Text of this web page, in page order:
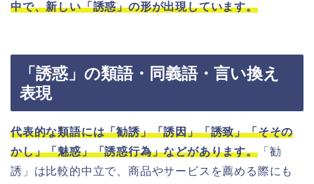
中で、新しい「誘惑」の形が出現しています。
「誘惑」の類語・同義語・言い換え
表現
代表的な類語には「勧誘」「誘因」「誘致」「そその
かし」「魅惑」「誘惑行為」などがあります。「勧
誘」は比較的中立で、商品やサービスを薦める際にも